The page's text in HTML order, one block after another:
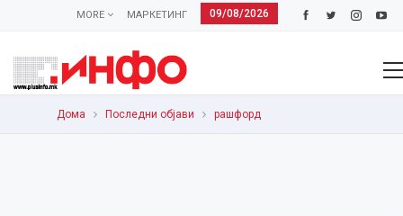
09/08/2026
МАРКЕТИНГ
MORE
Дома Последни објави рашфорд